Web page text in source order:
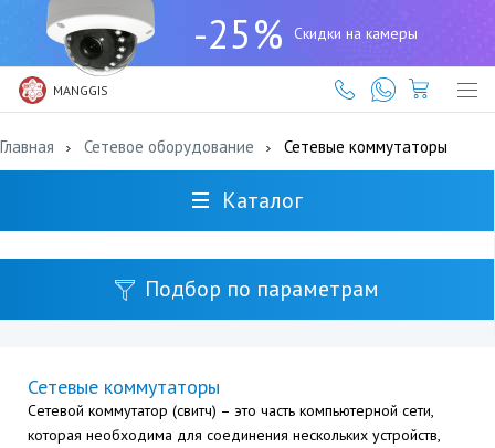
-25% Скидки на камеры
MANGGIS
(727)
317-
61-
61
Главная Сетевое оборудование Сетевые коммутаторы
Каталог
Подбор по параметрам
Сетевые коммутаторы
Сетевой коммутатор (свитч) – это часть компьютерной сети,
которая необходима для соединения нескольких устройств,